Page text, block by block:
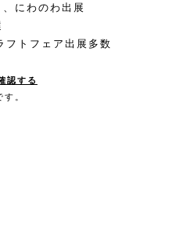
にわのわ出展
フトフェア出展多数
認する
。